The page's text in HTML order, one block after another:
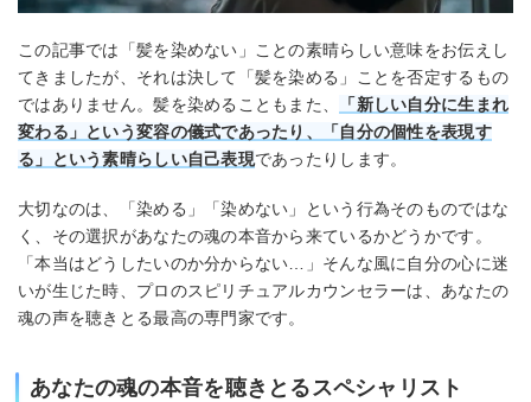
この記事では「髪を染めない」ことの素晴らしい意味をお伝えし
てきましたが、それは決して「髪を染める」ことを否定するもの
ではありません。髪を染めることもまた、
「新しい自分に生まれ
変わる」という変容の儀式であったり、「自分の個性を表現す
る」という素晴らしい自己表現であったりします。
大切なのは、「染める」「染めない」という行為そのものではな
く、その選択があなたの魂の本音から来ているかどうかです。
「本当はどうしたいのか分からない…」そんな風に自分の心に迷
いが生じた時、プロのスピリチュアルカウンセラーは、あなたの
魂の声を聴きとる最高の専門家です。
あなたの魂の本音を聴きとるスペシャリスト